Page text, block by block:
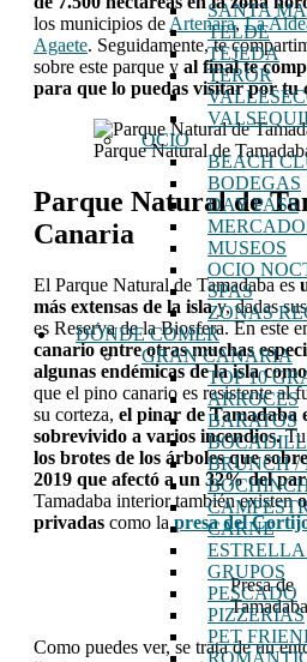
SANTA
TELDE
TEJEDA
TEROR
OCIO
BEACH
BODEGAS
DAY PASS
MUSEOS
OCIO
SPAS
ZONAS
DÓNDE COMER
GRAN CANARIA
TOP 10
ARROCES
BARATOS
BRUNCH /
CARNE
GRUPOS
PESCADO
PIZZERÍAS
PET
los municipios de Artenara,La
Agaete. Seguidamente, te
sobre este parque y al final te
para que lo puedas visitar por tu
Parque Natural de
Parque Natural de
Canaria
El Parque Natural de Tamadaba es
más extensas de la islay, dadas
es Reserva de la Biosfera. En este
canario entre otras muchas
algunas endémicas de la isla
que el pino canario es resistente al
su corteza, el pinar de Tamadaba
sobrevivido a varios incendios.
los brotes de los árboles que
2019 que afectó a un 32% del
Tamadaba interior también existen
privadas como lapresa del
Presa de
Tamadaba
Como puedes ver, se trata de un